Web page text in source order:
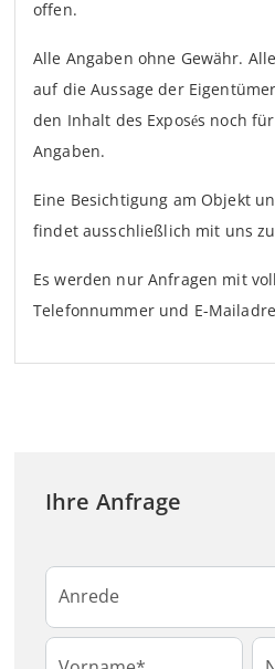
offen.
Alle Angaben ohne Gewähr.
auf die Aussage der
den Inhalt des Exposés noch
Angaben.
Eine Besichtigung am Objekt
findet ausschließlich mit uns
Es werden nur Anfragen mit
Telefonnummer und E-
Ihre Anfrage